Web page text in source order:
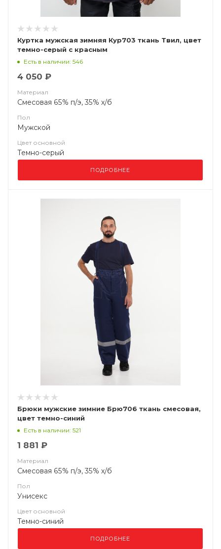
Куртка мужская зимняя Кур703 ткань Твил, цвет
темно-серый с красным
Есть в наличии: 546
4 050 ₽
Материал
Смесовая 65% п/э, 35% х/б
Пол
Мужской
Цвет основной
Темно-серый
ПОДРОБНЕЕ
Брюки мужские зимние Брю706 ткань смесовая,
цвет темно-синий
Есть в наличии: 521
1 881 ₽
Материал
Смесовая 65% п/э, 35% х/б
Пол
Унисекс
Цвет основной
Темно-синий
ПОДРОБНЕЕ